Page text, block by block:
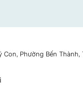
Con, Phường Bến